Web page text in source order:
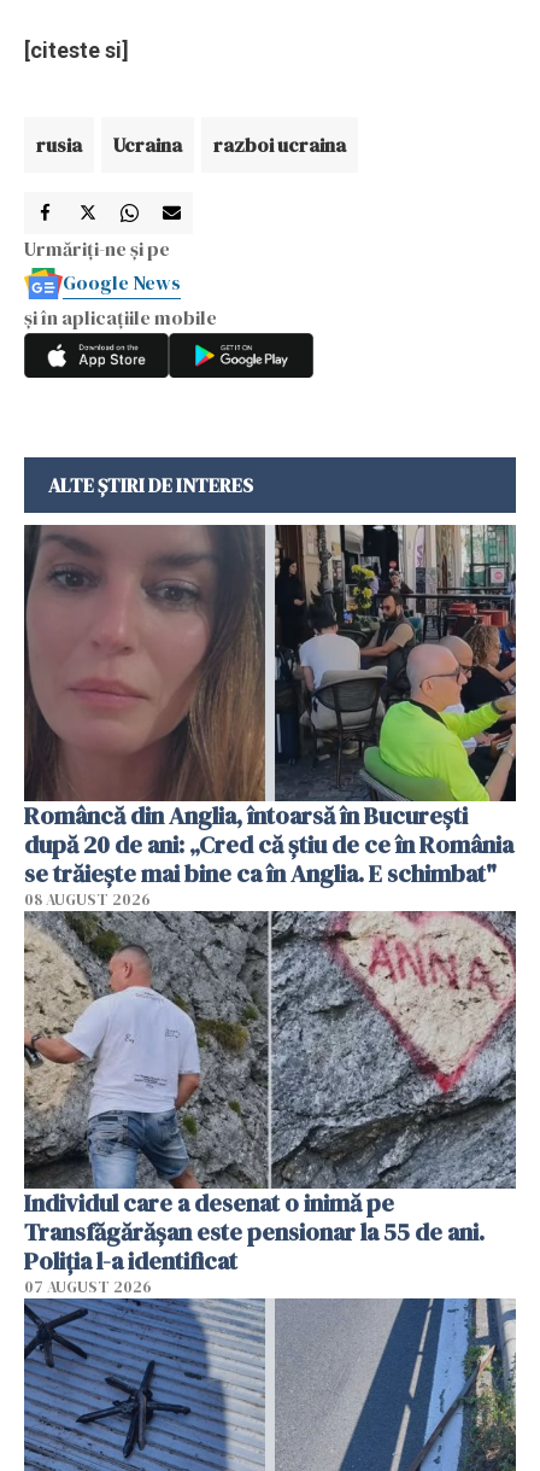
[citeste si]
rusia Ucraina razboi ucraina
Urmăriți-ne și pe
Google News
și în aplicațiile mobile
ALTE ȘTIRI DE INTERES
Româncă din Anglia, întoarsă în București
după 20 de ani: „Cred că știu de ce în România
se trăiește mai bine ca în Anglia. E schimbat"
08 AUGUST 2026
Individul care a desenat o inimă pe
Transfăgărășan este pensionar la 55 de ani.
Poliția l-a identificat
07 AUGUST 2026